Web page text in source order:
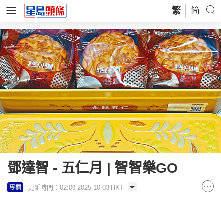
繁 简
鄧達智 - 五仁月 | 智智樂GO
專欄 更新時間：02:00 2025-10-03 HKT